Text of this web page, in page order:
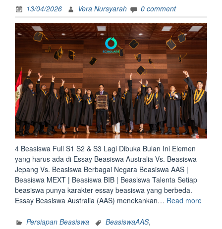
13/04/2026 Vera Nursyarah 0 comment
4 Beasiswa Full S1 S2 & S3 Lagi Dibuka Bulan Ini Elemen
yang harus ada di Essay Beasiswa Australia Vs. Beasiswa
Jepang Vs. Beasiswa Berbagai Negara Beasiswa AAS |
Beasiswa MEXT | Beasiswa BIB | Beasiswa Talenta Setiap
beasiswa punya karakter essay beasiswa yang berbeda.
Essay Beasiswa Australia (AAS) menekankan… Read more“4
Persiapan Beasiswa BeasiswaAAS,